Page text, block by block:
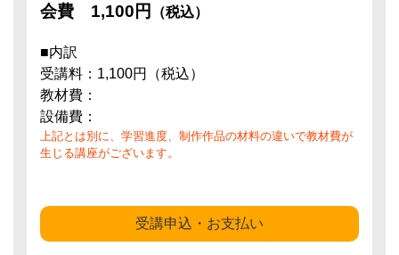
会費 1,100円 （税込）
■内訳
受講料：1,100円（税込）
教材費：
設備費：
上記とは別に、学習進度、制作作品の材料の違いで教材費が
生じる講座がございます。
受講申込・お支払い